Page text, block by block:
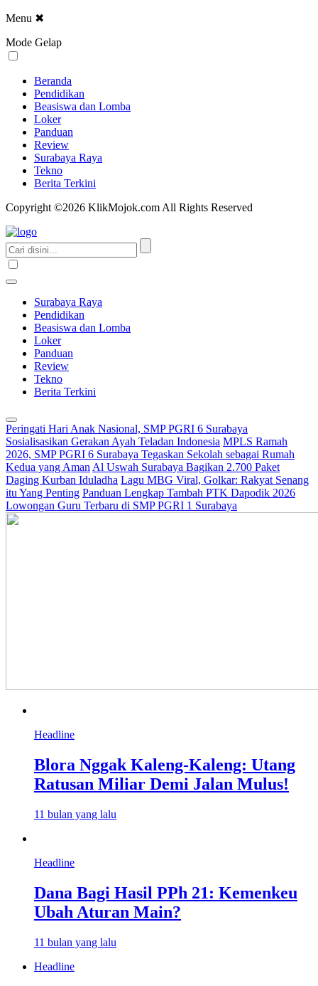
Menu ✖
Mode Gelap
Beranda
Pendidikan
Beasiswa dan Lomba
Loker
Panduan
Review
Surabaya Raya
Tekno
Berita Terkini
Copyright ©2026 KlikMojok.com All Rights Reserved
Surabaya Raya
Pendidikan
Beasiswa dan Lomba
Loker
Panduan
Review
Tekno
Berita Terkini
Peringati Hari Anak Nasional, SMP PGRI 6 Surabaya
Sosialisasikan Gerakan Ayah Teladan Indonesia MPLS Ramah
2026, SMP PGRI 6 Surabaya Tegaskan Sekolah sebagai Rumah
Kedua yang Aman Al Uswah Surabaya Bagikan 2.700 Paket
Daging Kurban Iduladha Lagu MBG Viral, Golkar: Rakyat Senang
itu Yang Penting Panduan Lengkap Tambah PTK Dapodik 2026
Lowongan Guru Terbaru di SMP PGRI 1 Surabaya
Headline
Blora Nggak Kaleng-Kaleng: Utang
Ratusan Miliar Demi Jalan Mulus!
11 bulan yang lalu
Headline
Dana Bagi Hasil PPh 21: Kemenkeu
Ubah Aturan Main?
11 bulan yang lalu
Headline